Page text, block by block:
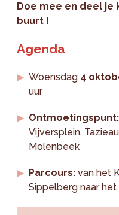
Doe mee en deel je
buurt !
Agenda
Woensdag 4
uur
Vijversplein.
Molenbeek
Parcours:van het
Sippelberg naar